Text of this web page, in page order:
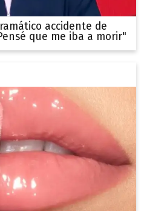
accidente de
que me iba a morir"